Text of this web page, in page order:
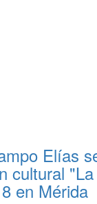
Elías
cultural
en Mérida